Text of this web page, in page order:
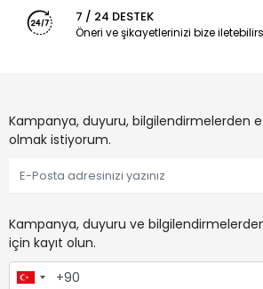
7 / 24 DESTEK
Öneri ve şikayetlerinizi bize
Kampanya, duyuru, bilgilendirmelerden
olmak istiyorum.
Kampanya, duyuru ve
için kayıt olun.